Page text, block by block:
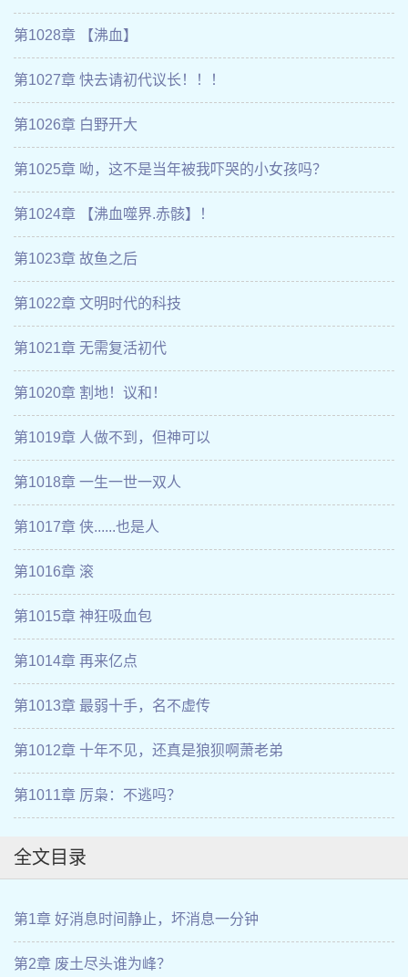
第1028章 【沸血】
第1027章 快去请初代议长！！！
第1026章 白野开大
第1025章 呦，这不是当年被我吓哭的小女孩吗？
第1024章 【沸血噬界.赤骸】！
第1023章 故鱼之后
第1022章 文明时代的科技
第1021章 无需复活初代
第1020章 割地！议和！
第1019章 人做不到，但神可以
第1018章 一生一世一双人
第1017章 侠......也是人
第1016章 滚
第1015章 神狂吸血包
第1014章 再来亿点
第1013章 最弱十手，名不虚传
第1012章 十年不见，还真是狼狈啊萧老弟
第1011章 厉枭：不逃吗？
全文目录
第1章 好消息时间静止，坏消息一分钟
第2章 废土尽头谁为峰？